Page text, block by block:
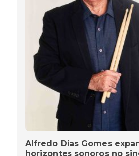
Alfredo Dias Gomes
horizontes sonoros no